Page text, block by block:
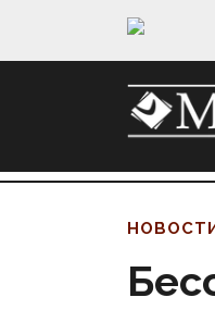
НОВОСТИ